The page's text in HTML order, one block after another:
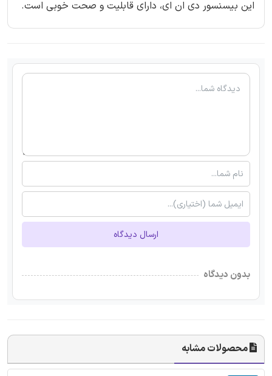
این بیسنسور دی ان ای، دارای قابلیت و صحت خوبی است.
ارسال دیدگاه
بدون دیدگاه
محصولات مشابه